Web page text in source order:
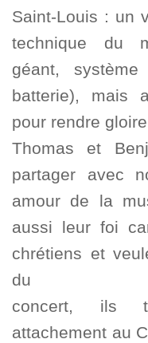
Saint-Louis : un
technique du
géant,
batterie), mais
pour rendre
Thomas et
partager avec
amour de la
aussi leur foi
chrétiens et
du
concert, ils
attachement au